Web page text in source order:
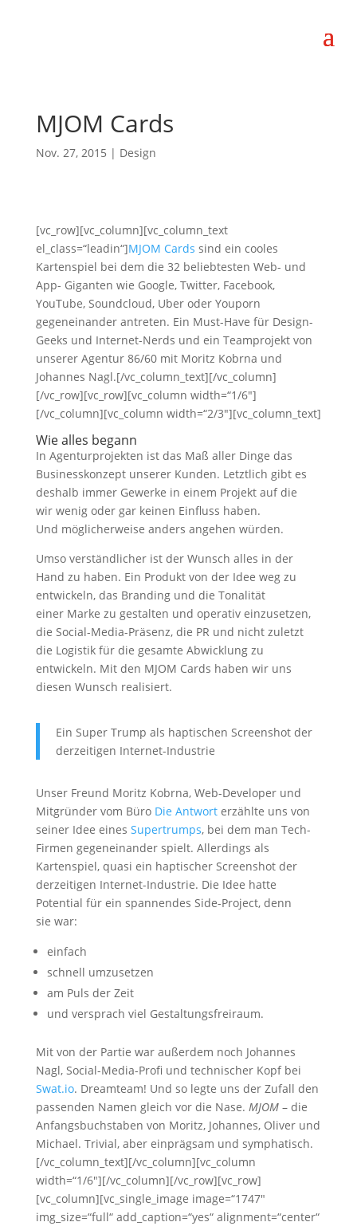
MJOM Cards
Nov. 27, 2015 | Design
[vc_row][vc_column][vc_column_text
el_class=“leadin“]MJOM Cards sind ein cooles
Kartenspiel bei dem die 32 beliebtesten Web- und
App- Giganten wie Google, Twitter, Facebook,
YouTube, Soundcloud, Uber oder Youporn
gegeneinander antreten. Ein Must-Have für Design-
Geeks und Internet-Nerds und ein Teamprojekt von
unserer Agentur 86/60 mit Moritz Kobrna und
Johannes Nagl.[/vc_column_text][/vc_column]
[/vc_row][vc_row][vc_column width=“1/6″]
[/vc_column][vc_column width=“2/3″][vc_column_text]
Wie alles begann
In Agenturprojekten ist das Maß aller Dinge das
Businesskonzept unserer Kunden. Letztlich gibt es
deshalb immer Gewerke in einem Projekt auf die
wir wenig oder gar keinen Einfluss haben.
Und möglicherweise anders angehen würden.
Umso verständlicher ist der Wunsch alles in der
Hand zu haben. Ein Produkt von der Idee weg zu
entwickeln, das Branding und die Tonalität
einer Marke zu gestalten und operativ einzusetzen,
die Social-Media-Präsenz, die PR und nicht zuletzt
die Logistik für die gesamte Abwicklung zu
entwickeln. Mit den MJOM Cards haben wir uns
diesen Wunsch realisiert.
Ein Super Trump als haptischen Screenshot der
derzeitigen Internet-Industrie
Unser Freund Moritz Kobrna, Web-Developer und
Mitgründer vom Büro Die Antwort erzählte uns von
seiner Idee eines Supertrumps, bei dem man Tech-
Firmen gegeneinander spielt. Allerdings als
Kartenspiel, quasi ein haptischer Screenshot der
derzeitigen Internet-Industrie. Die Idee hatte
Potential für ein spannendes Side-Project, denn
sie war:
einfach
schnell umzusetzen
am Puls der Zeit
und versprach viel Gestaltungsfreiraum.
Mit von der Partie war außerdem noch Johannes
Nagl, Social-Media-Profi und technischer Kopf bei
Swat.io. Dreamteam! Und so legte uns der Zufall den
passenden Namen gleich vor die Nase. MJOM– die
Anfangsbuchstaben von Moritz, Johannes, Oliver und
Michael. Trivial, aber einprägsam und symphatisch.
[/vc_column_text][/vc_column][vc_column
width=“1/6″][/vc_column][/vc_row][vc_row]
[vc_column][vc_single_image image=“1747″
img_size=“full“ add_caption=“yes“ alignment=“center“